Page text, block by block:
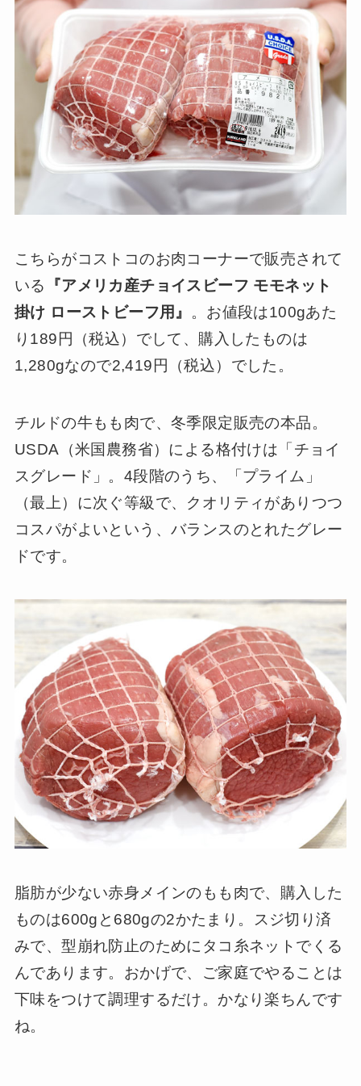
こちらがコストコのお肉コーナーで販売されて
いる
『アメリカ産チョイスビーフ モモネット
掛け ローストビーフ用』
。お値段は100gあた
り189円（税込）でして、購入したものは
1,280gなので2,419円（税込）でした。
チルドの牛もも肉で、冬季限定販売の本品。
USDA（米国農務省）による格付けは「チョイ
スグレード」。4段階のうち、「プライム」
（最上）に次ぐ等級で、クオリティがありつつ
コスパがよいという、バランスのとれたグレー
ドです。
脂肪が少ない赤身メインのもも肉で、購入した
ものは600gと680gの2かたまり。スジ切り済
みで、型崩れ防止のためにタコ糸ネットでくる
んであります。おかげで、ご家庭でやることは
下味をつけて調理するだけ。かなり楽ちんです
ね。